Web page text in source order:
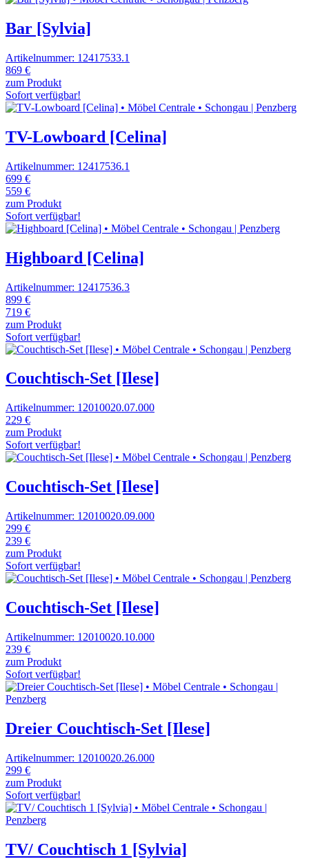
Bar [Sylvia]
Artikelnummer: 12417533.1
869 €
zum Produkt
Sofort verfügbar!
TV-Lowboard [Celina]
Artikelnummer: 12417536.1
699 €
559 €
zum Produkt
Sofort verfügbar!
Highboard [Celina]
Artikelnummer: 12417536.3
899 €
719 €
zum Produkt
Sofort verfügbar!
Couchtisch-Set [Ilese]
Artikelnummer: 12010020.07.000
229 €
zum Produkt
Sofort verfügbar!
Couchtisch-Set [Ilese]
Artikelnummer: 12010020.09.000
299 €
239 €
zum Produkt
Sofort verfügbar!
Couchtisch-Set [Ilese]
Artikelnummer: 12010020.10.000
239 €
zum Produkt
Sofort verfügbar!
Dreier Couchtisch-Set [Ilese]
Artikelnummer: 12010020.26.000
299 €
zum Produkt
Sofort verfügbar!
TV/ Couchtisch 1 [Sylvia]